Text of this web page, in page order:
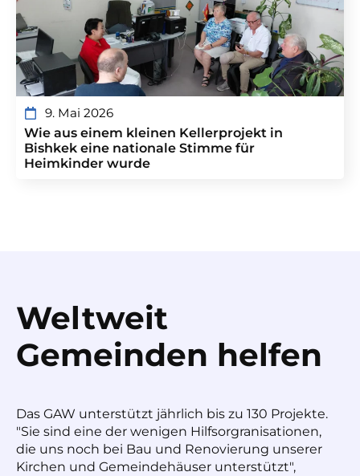
9. Mai 2026
Wie aus einem kleinen Kellerprojekt in
Bishkek eine nationale Stimme für
Heimkinder wurde
Weltweit
Gemeinden helfen
Das GAW unterstützt jährlich bis zu 130 Projekte.
"Sie sind eine der wenigen Hilfsorgranisationen,
die uns noch bei Bau und Renovierung unserer
Kirchen und Gemeindehäuser unterstützt",